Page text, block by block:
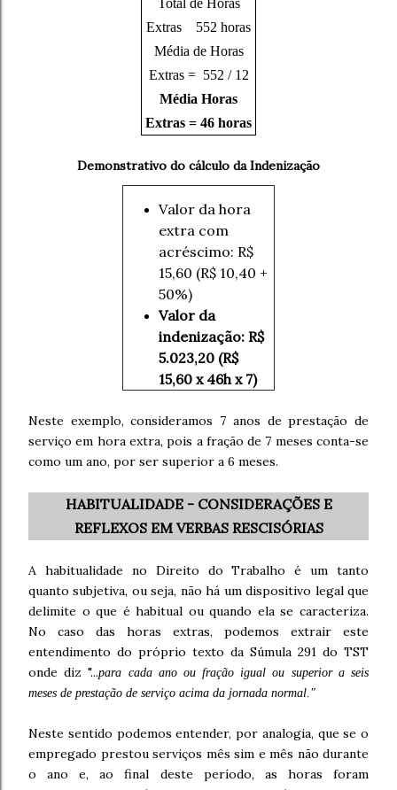
Total de Horas
Extras 552 horas
Média de Horas
Extras = 552 / 12
Média Horas
Extras = 46 horas
Demonstrativo do cálculo da Indenização
Valor da hora
extra com
acréscimo: R$
15,60 (R$ 10,40 +
50%)
Valor da
indenização: R$
5.023,20 (R$
15,60 x 46h x 7)
Neste exemplo, consideramos 7 anos de prestação de
serviço em hora extra, pois a fração de 7 meses conta-se
como um ano, por ser superior a 6 meses.
HABITUALIDADE - CONSIDERAÇÕES E
REFLEXOS EM VERBAS RESCISÓRIAS
A habitualidade no Direito do Trabalho é um tanto
quanto subjetiva, ou seja, não há um dispositivo legal que
delimite o que é habitual ou quando ela se caracteriza.
No caso das horas extras, podemos extrair este
entendimento do próprio texto da Súmula 291 do TST
onde diz "...para cada ano ou fração igual ou superior a seis
meses de prestação de serviço acima da jornada normal."
Neste sentido podemos entender, por analogia, que se o
empregado prestou serviços mês sim e mês não durante
o ano e, ao final deste período, as horas foram